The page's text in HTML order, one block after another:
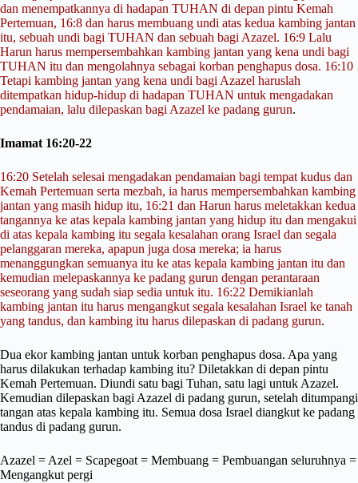
dan menempatkannya di hadapan TUHAN di depan pintu Kemah
Pertemuan, 16:8 dan harus membuang undi atas kedua kambing jantan
itu, sebuah undi bagi TUHAN dan sebuah bagi Azazel. 16:9 Lalu
Harun harus mempersembahkan kambing jantan yang kena undi bagi
TUHAN itu dan mengolahnya sebagai korban penghapus dosa. 16:10
Tetapi kambing jantan yang kena undi bagi Azazel haruslah
ditempatkan hidup-hidup di hadapan TUHAN untuk mengadakan
pendamaian, lalu dilepaskan bagi Azazel ke padang gurun.
Imamat 16:20-22
16:20 Setelah selesai mengadakan pendamaian bagi tempat kudus dan
Kemah Pertemuan serta mezbah, ia harus mempersembahkan kambing
jantan yang masih hidup itu, 16:21 dan Harun harus meletakkan kedua
tangannya ke atas kepala kambing jantan yang hidup itu dan mengakui
di atas kepala kambing itu segala kesalahan orang Israel dan segala
pelanggaran mereka, apapun juga dosa mereka; ia harus
menanggungkan semuanya itu ke atas kepala kambing jantan itu dan
kemudian melepaskannya ke padang gurun dengan perantaraan
seseorang yang sudah siap sedia untuk itu. 16:22 Demikianlah
kambing jantan itu harus mengangkut segala kesalahan Israel ke tanah
yang tandus, dan kambing itu harus dilepaskan di padang gurun.
Dua ekor kambing jantan untuk korban penghapus dosa. Apa yang
harus dilakukan terhadap kambing itu? Diletakkan di depan pintu
Kemah Pertemuan. Diundi satu bagi Tuhan, satu lagi untuk Azazel.
Kemudian dilepaskan bagi Azazel di padang gurun, setelah ditumpangi
tangan atas kepala kambing itu. Semua dosa Israel diangkut ke padang
tandus di padang gurun.
Azazel = Azel = Scapegoat = Membuang = Pembuangan seluruhnya =
Mengangkut pergi